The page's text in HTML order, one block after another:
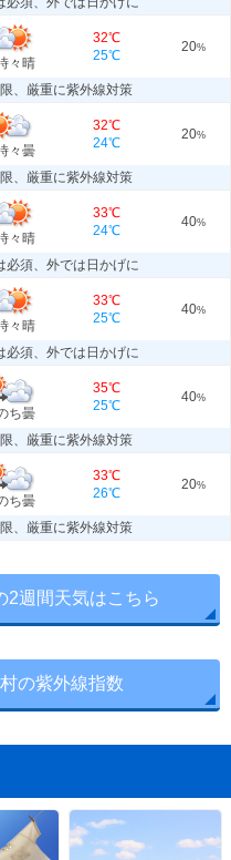
々晴
32℃
25℃
20%
、厳重に紫外線対策
々曇
32℃
24℃
20%
、厳重に紫外線対策
々晴
33℃
24℃
40%
必須、外では日かげに
々晴
33℃
25℃
40%
必須、外では日かげに
ち曇
35℃
25℃
40%
、厳重に紫外線対策
ち曇
33℃
26℃
20%
、厳重に紫外線対策
2週間天気はこちら
の紫外線指数